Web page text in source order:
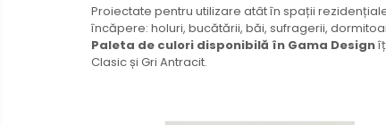
Proiectate pentru utilizare atât în spații
încăpere: holuri, bucătării, băi, sufragerii,
Paleta de culori disponibilă în Gama Design
Clasic și Gri Antracit.